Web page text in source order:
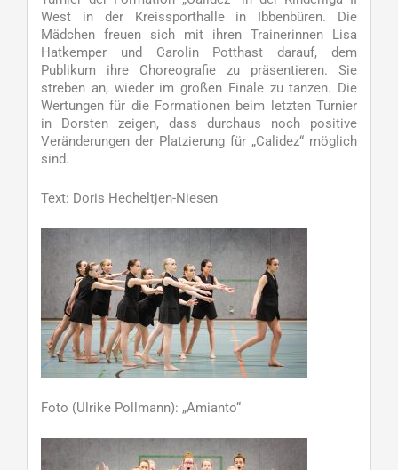
West in der Kreissporthalle in Ibbenbüren. Die
Mädchen freuen sich mit ihren Trainerinnen Lisa
Hatkemper und Carolin Potthast darauf, dem
Publikum ihre Choreografie zu präsentieren. Sie
streben an, wieder im großen Finale zu tanzen. Die
Wertungen für die Formationen beim letzten Turnier
in Dorsten zeigen, dass durchaus noch positive
Veränderungen der Platzierung für „Calidez“ möglich
sind.
Text: Doris Hecheltjen-Niesen
Foto (Ulrike Pollmann): „Amianto“